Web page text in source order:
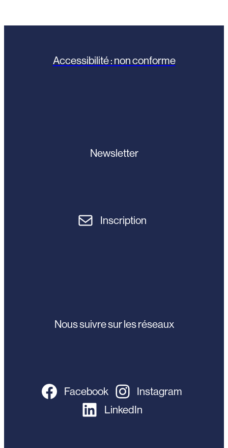
Accessibilité : non conforme
Newsletter
Inscription
Nous suivre sur les réseaux
Facebook
Instagram
LinkedIn